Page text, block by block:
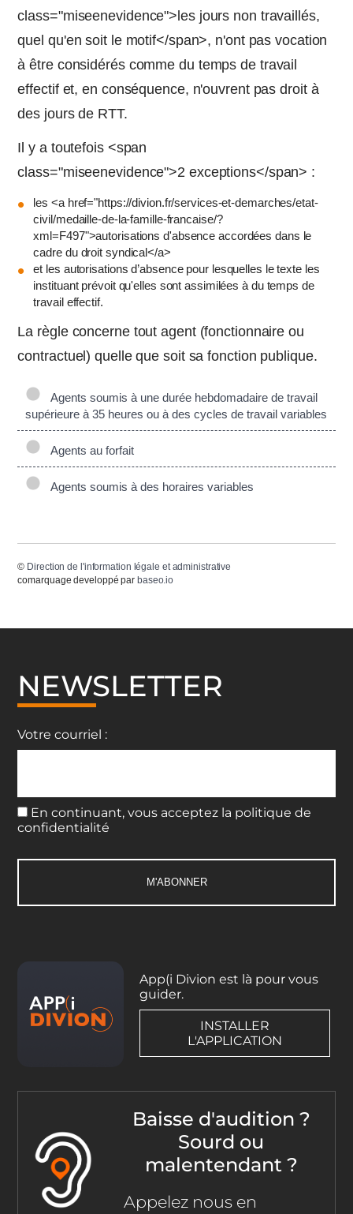
class="miseenevidence">les jours non travaillés,
quel qu'en soit le motif</span>, n'ont pas vocation
à être considérés comme du temps de travail
effectif et, en conséquence, n'ouvrent pas droit à
des jours de RTT.
Il y a toutefois <span
class="miseenevidence">2 exceptions</span> :
les <a href="https://divion.fr/services-et-demarches/etat-
civil/medaille-de-la-famille-francaise/?
xml=F497">autorisations d'absence accordées dans le
cadre du droit syndical</a>
et les autorisations d’absence pour lesquelles le texte les
instituant prévoit qu'elles sont assimilées à du temps de
travail effectif.
La règle concerne tout agent (fonctionnaire ou
contractuel) quelle que soit sa fonction publique.
Agents soumis à une durée hebdomadaire de travail
supérieure à 35 heures ou à des cycles de travail variables
Agents au forfait
Agents soumis à des horaires variables
© Direction de l'information légale et administrative
comarquage developpé par baseo.io
NEWSLETTER
Votre courriel :
En continuant, vous acceptez la politique de
confidentialité
App(i Divion est là pour vous
guider.
INSTALLER
L'APPLICATION
Baisse d'audition ?
Sourd ou
malentendant ?
Appelez nous en